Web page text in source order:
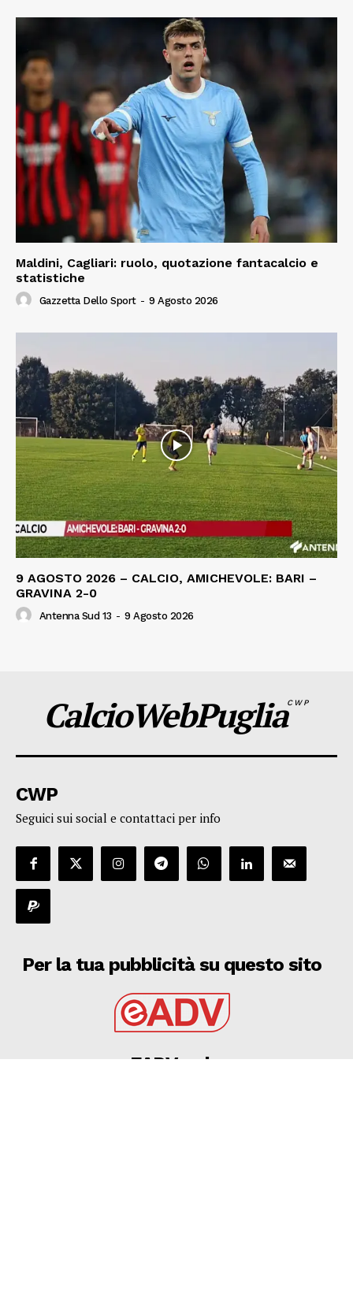
Maldini, Cagliari: ruolo, quotazione fantacalcio e
statistiche
Gazzetta Dello Sport - 9 Agosto 2026
9 AGOSTO 2026 – CALCIO, AMICHEVOLE: BARI –
GRAVINA 2-0
Antenna Sud 13 - 9 Agosto 2026
CalcioWebPugliaCWP
CWP
Seguici sui social e contattaci per info
Per la tua pubblicità su questo sito
EADV s.r.l.